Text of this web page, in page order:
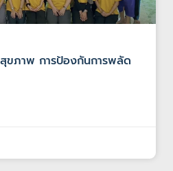
สุขภาพ การป้องกันการพลัด